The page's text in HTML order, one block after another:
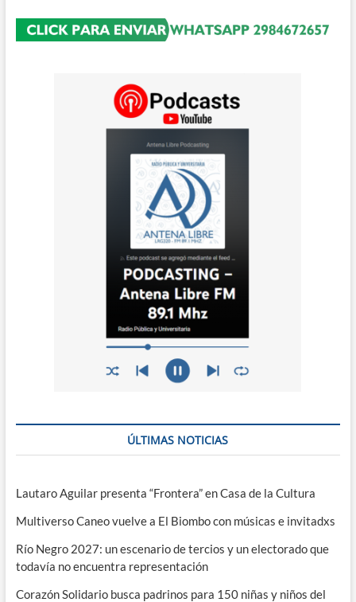
ÚLTIMAS NOTICIAS
Lautaro Aguilar presenta “Frontera” en Casa de la Cultura
Multiverso Caneo vuelve a El Biombo con músicas e invitadxs
Río Negro 2027: un escenario de tercios y un electorado que
todavía no encuentra representación
Corazón Solidario busca padrinos para 150 niñas y niños del